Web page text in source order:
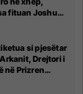
fituan Joshua
si pjesëtar
Drejtori i
në Prizren